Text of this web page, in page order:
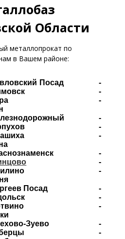
Области
металлопрокат по
в Вашем районе:
Павловский Посад -
Климовск -
Истра -
Железнодорожный -
Серпухов -
Балашиха -
Краснознаменск -
-
Томилино -
Сергеев Посад -
Подольск -
Протвино -
Орехово-Зуево -
Люберцы -